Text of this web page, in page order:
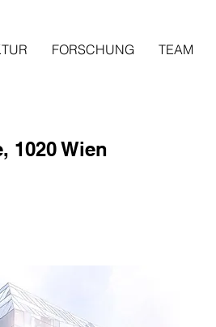
FORSCHUNG TEAM
1020 Wien